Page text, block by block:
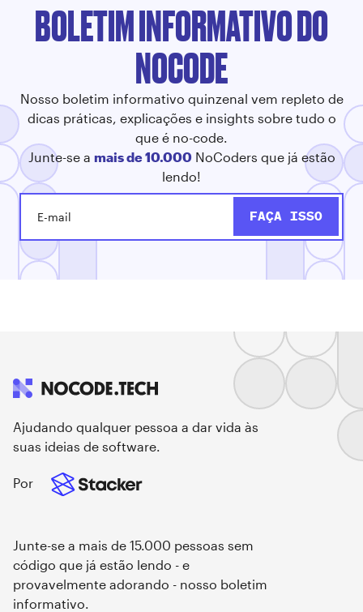
BOLETIM INFORMATIVO DO
NOCODE
Nosso boletim informativo quinzenal vem repleto de
dicas práticas, explicações e insights sobre tudo o
que é no-code.
Junte-se a mais de 10.000NoCoders que já estão
lendo!
Ajudando qualquer pessoa a dar vida às
suas ideias de software.
Por
Junte-se a mais de 15.000 pessoas sem
código que já estão lendo - e
provavelmente adorando - nosso boletim
informativo.